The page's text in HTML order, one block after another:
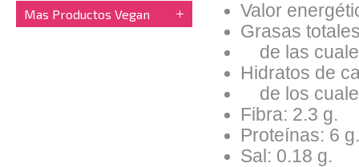
Mas Productos Vegan
Valor
Grasas
de las
Hidratos de
de los
Fibra: 2.3 g.
Proteínas: 6 g.
Sal: 0.18 g.